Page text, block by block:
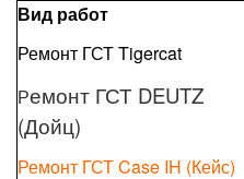
Вид работ
Ремонт ГСТ Tigercat
Ремонт ГСТ DEUTZ
(Дойц)
Ремонт ГСТ Case IH (Кейс)